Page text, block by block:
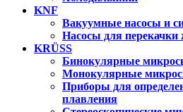
KNF
Вакуумные насосы и
Насосы для перекачки
KRÜSS
Бинокулярные
Монокулярные
Приборы для
плавления